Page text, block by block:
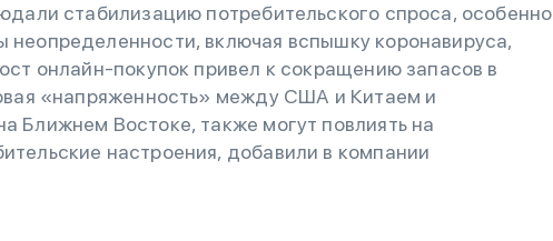
стабилизацию потребительского спроса, особенно
включая вспышку коронавируса,
онлайн-покупок привел к сокращению запасов в
«напряженность» между США и Китаем и
Ближнем Востоке, также могут повлиять на
настроения, добавили в компании